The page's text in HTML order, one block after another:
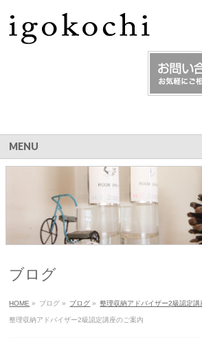
MENU
ブログ
HOME » ブログ » ブログ » 整理収納アドバイザー2級認定講
整理収納アドバイザー2級認定講座のご案内